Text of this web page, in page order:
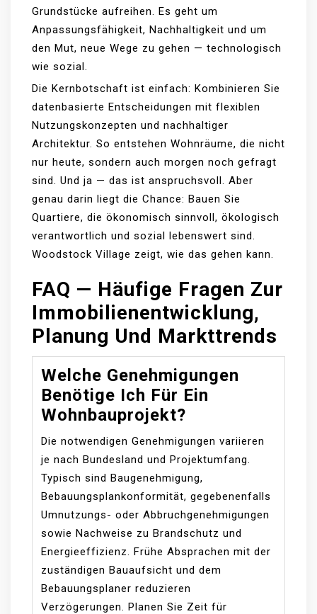
Grundstücke aufreihen. Es geht um
Anpassungsfähigkeit, Nachhaltigkeit und um
den Mut, neue Wege zu gehen — technologisch
wie sozial.
Die Kernbotschaft ist einfach: Kombinieren Sie
datenbasierte Entscheidungen mit flexiblen
Nutzungskonzepten und nachhaltiger
Architektur. So entstehen Wohnräume, die nicht
nur heute, sondern auch morgen noch gefragt
sind. Und ja — das ist anspruchsvoll. Aber
genau darin liegt die Chance: Bauen Sie
Quartiere, die ökonomisch sinnvoll, ökologisch
verantwortlich und sozial lebenswert sind.
Woodstock Village zeigt, wie das gehen kann.
FAQ — Häufige Fragen Zur
Immobilienentwicklung,
Planung Und Markttrends
Welche Genehmigungen
Benötige Ich Für Ein
Wohnbauprojekt?
Die notwendigen Genehmigungen variieren
je nach Bundesland und Projektumfang.
Typisch sind Baugenehmigung,
Bebauungsplankonformität, gegebenenfalls
Umnutzungs- oder Abbruchgenehmigungen
sowie Nachweise zu Brandschutz und
Energieeffizienz. Frühe Absprachen mit der
zuständigen Bauaufsicht und dem
Bebauungsplaner reduzieren
Verzögerungen. Planen Sie Zeit für